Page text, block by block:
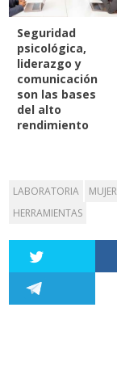
Seguridad
psicológica,
liderazgo y
comunicación
son las bases
del alto
rendimiento
LABORATORIA
HERRAMIENTAS